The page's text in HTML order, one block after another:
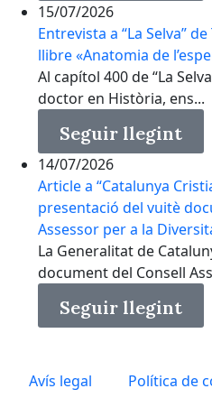
15/07/2026
Entrevista a “La Selva”
llibre «Anatomia de
Al capítol 400 de “La
doctor en Història, ens...
Seguir llegint
14/07/2026
Article a “Catalunya
presentació del vuitè
Assessor per a la
La Generalitat de
document del Consell
Seguir llegint
Avís legal Política de